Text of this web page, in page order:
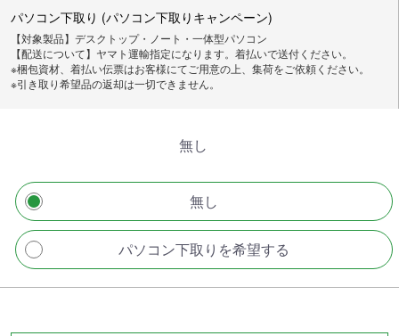
パソコン下取り (パソコン下取りキャンペーン)
【対象製品】デスクトップ・ノート・一体型パソコン
【配送について】ヤマト運輸指定になります。着払いで送付ください。
※梱包資材、着払い伝票はお客様にてご用意の上、集荷をご依頼ください。
※引き取り希望品の返却は一切できません。
無し
無し
パソコン下取りを希望する